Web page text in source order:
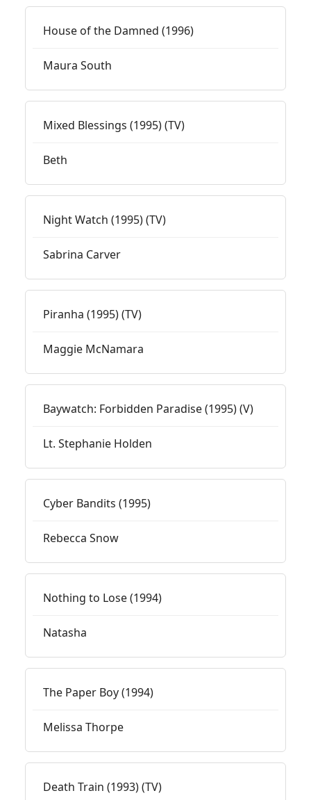
House of the Damned (1996)
Maura South
Mixed Blessings (1995) (TV)
Beth
Night Watch (1995) (TV)
Sabrina Carver
Piranha (1995) (TV)
Maggie McNamara
Baywatch: Forbidden Paradise (1995) (V)
Lt. Stephanie Holden
Cyber Bandits (1995)
Rebecca Snow
Nothing to Lose (1994)
Natasha
The Paper Boy (1994)
Melissa Thorpe
Death Train (1993) (TV)